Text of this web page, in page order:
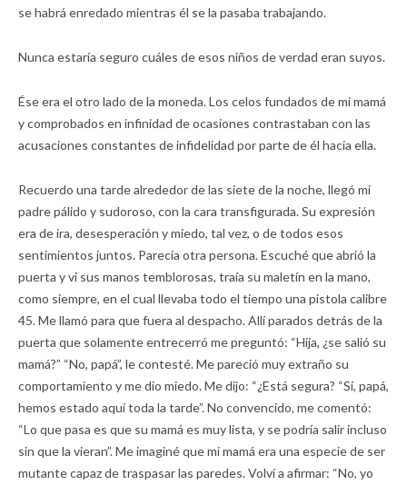
se habrá enredado mientras él se la pasaba trabajando.
Nunca estaría seguro cuáles de esos niños de verdad eran suyos.
Ése era el otro lado de la moneda. Los celos fundados de mi mamá
y comprobados en infinidad de ocasiones contrastaban con las
acusaciones constantes de infidelidad por parte de él hacia ella.
Recuerdo una tarde alrededor de las siete de la noche, llegó mi
padre pálido y sudoroso, con la cara transfigurada. Su expresión
era de ira, desesperación y miedo, tal vez, o de todos esos
sentimientos juntos. Parecía otra persona. Escuché que abrió la
puerta y vi sus manos temblorosas, traía su maletín en la mano,
como siempre, en el cual llevaba todo el tiempo una pistola calibre
45. Me llamó para que fuera al despacho. Allí parados detrás de la
puerta que solamente entrecerró me preguntó: “Hija, ¿se salió su
mamá?” “No, papá”, le contesté. Me pareció muy extraño su
comportamiento y me dio miedo. Me dijo: “¿Está segura? “Sí, papá,
hemos estado aquí toda la tarde”. No convencido, me comentó:
“Lo que pasa es que su mamá es muy lista, y se podría salir incluso
sin que la vieran”. Me imaginé que mi mamá era una especie de ser
mutante capaz de traspasar las paredes. Volví a afirmar: “No, yo